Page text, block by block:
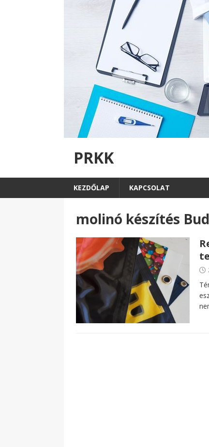
PRKK
KEZDŐLAP KAPCSOLAT
molinó készítés